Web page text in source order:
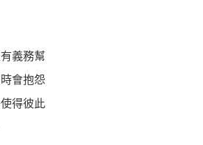
義務幫
會抱怨
得彼此